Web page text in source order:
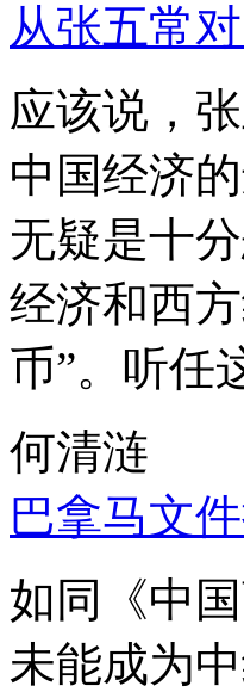
从张五常
应该说，
中国经济
无疑是十
经济和西
币”。听任
何清涟
巴拿马文
如同《中
未能成为